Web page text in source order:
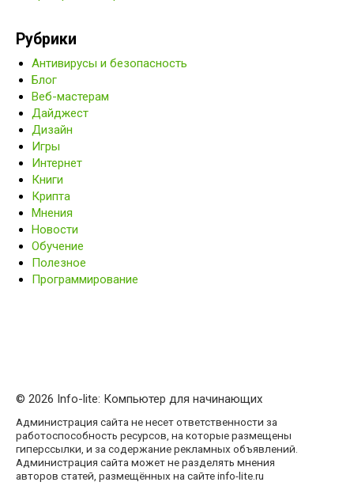
Рубрики
Антивирусы и безопасность
Блог
Веб-мастерам
Дайджест
Дизайн
Игры
Интернет
Книги
Крипта
Мнения
Новости
Обучение
Полезное
Программирование
© 2026 Info-lite: Компьютер для начинающих
Администрация сайта не несет ответственности за
работоспособность ресурсов, на которые размещены
гиперссылки, и за содержание рекламных объявлений.
Администрация сайта может не разделять мнения
авторов статей, размещённых на сайте info-lite.ru